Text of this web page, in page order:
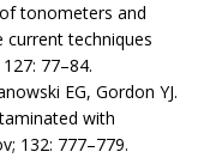
tonometers and
techniques
77–84.
EG, Gordon YJ.
with
132: 777–779.